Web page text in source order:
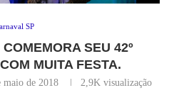
SP
SEU 42º
MUITA FESTA.
maio de 2018 2,9Kvisualização